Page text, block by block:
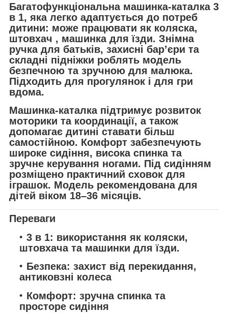
Багатофункціональна машинка-каталка 3
в 1, яка легко адаптується до потреб
дитини: може працювати як коляска,
штовхач , машинка для їзди. Знімна
ручка для батьків, захисні бар’єри та
складні підніжки роблять модель
безпечною та зручною для малюка.
Підходить для прогулянок і для гри
вдома.
Машинка-каталка підтримує розвиток
моторики та координації, а також
допомагає дитині ставати більш
самостійною. Комфорт забезпечують
широке сидіння, висока спинка та
зручне керування ногами. Під сидінням
розміщено практичний сховок для
іграшок. Модель рекомендована для
дітей віком 18–36 місяців.
Переваги
3 в 1: використання як коляски,
штовхача та машинки для їзди.
Безпека: захист від перекидання,
антиковзні колеса
Комфорт: зручна спинка та
просторе сидіння